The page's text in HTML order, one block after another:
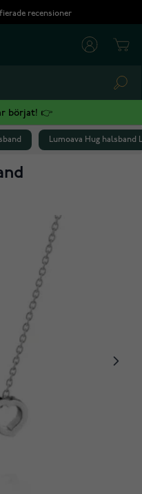
recensioner
börjat! 👉
Lumoava Hug halsband